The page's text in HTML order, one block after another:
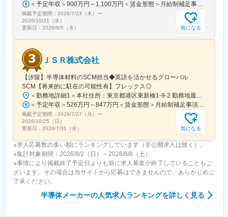
60万円支給します。交流会でもある技術者会やIT・技術研修が充
実しています。地域手当＋住宅補助で自己負担8000円～も可能で
す。また、年2回の帰省旅費往復分全額負担しています。
変更の範囲：会社の定める業務
＜予定年収＞900万円～1,100万円＜賃金形態＞月給制補足事項なし＜賃金内訳＞月額（基本給）：480,000円～600,000円＜月給＞480,000円～600,000円＜昇給有無＞有＜残業手当＞有＜給与補足＞※スキル・経験・年齢等を考慮し決定致します。※本求人票の記載年収はあくまで想定額であり保証額ではありません。■昇給：年1回■賞与：年2回（7月・12月）※業績連動型となります。賃金はあくまでも目安の金額であり、選考を通じて上下する可能性があります。月給(月額)は固定手当を含めた表記です。
掲載予定期間： 2026/7/23（木） 〜
2026/10/21（水）
更新日： 2026/8/5（水） 気になる
ＪＳＲ株式会社
【汐留】半導体材料のSCM担当◆英語を活かせるグローバル
SCM【将来的に駐在の可能性有】フレックス◎
＜勤務地詳細1＞本社住所：東京都港区東新橋1-9-2 勤務地最寄駅：都営大江戸線／ゆりかもめ線／汐留駅受動喫煙対策：敷地内全面禁煙＜勤務地詳細2＞海外（台湾／欧州）住所：海外 受動喫煙対策：屋内全面禁煙変更の範囲：会社の定める事業所
＜予定年収＞526万円～847万円＜賃金形態＞月給制補足事項無し＜賃金内訳＞月額（基本給）：300,000円～480,000円＜月給＞300,000円～480,000円＜昇給有無＞有＜残業手当＞有＜給与補足＞※経験・能力に応じて当社規定により決定いたします。【昇給】年1回（4月）【賞与】年2回（6・12月）■上記にプラスして支給される手当時間外手当、休日出勤手当、深夜手当、通勤手当、海外駐在関連手当、ライフサポート手当、住宅補助、家族手当、カフェテリアプラン ※一部は該当者のみ賃金はあくまでも目安の金額であり、選考を通じて上下する可能性があります。月給(月額)は固定手当を含めた表記です。
掲載予定期間： 2026/7/27（月） 〜
2026/10/25（日）
更新日： 2026/7/31（金） 気になる
※求人応募数の多い順にランキングしています（非公開求人は除く）。
※集計対象期間：2026/8/2（日）～2026/8/8（土）
※事情により掲載終了予定日よりも前に求人募集が終了していることもご
ざいます。その場合は当サイトから応募はできませんので、あらかじめご
了承ください。
半導体メーカーの人気求人ランキングを詳しく見る